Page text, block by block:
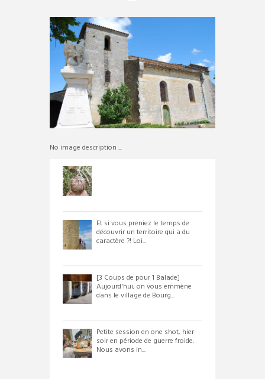
No image description ...
Et si vous preniez le temps de
découvrir un territoire qui a du
caractère ?! Loi...
[3 Coups de pour 1 Balade]
Aujourd'hui, on vous emmène
dans le village de Bourg...
Petite session en one shot, hier
soir en période de guerre froide.
Nous avons in...